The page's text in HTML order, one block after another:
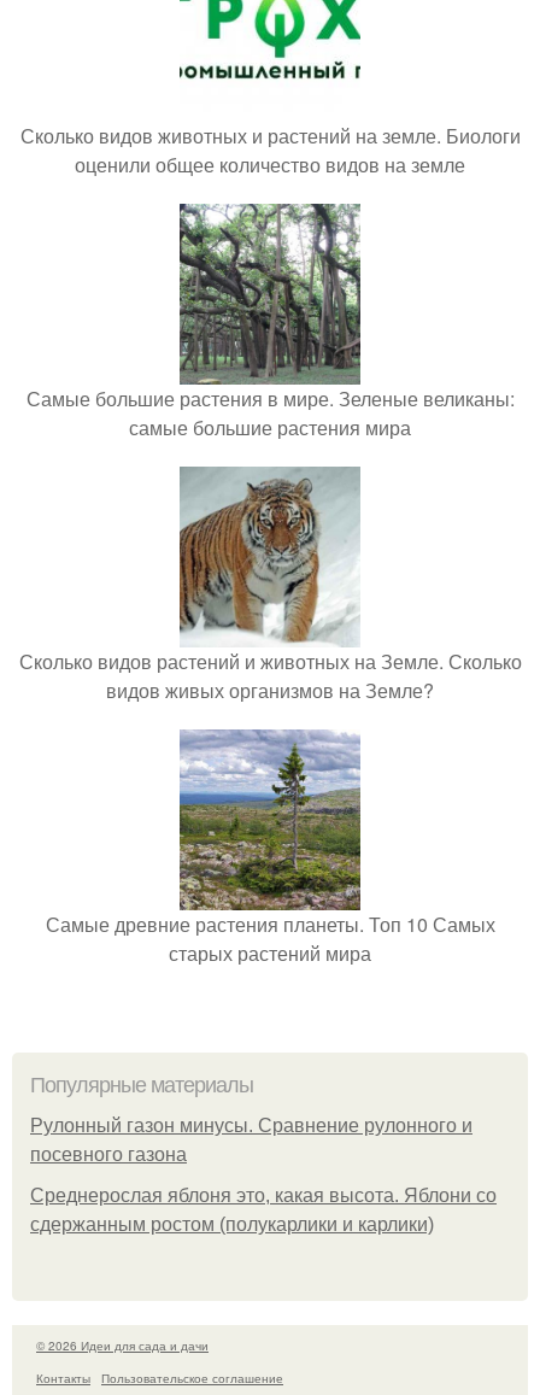
Сколько видов животных и растений на земле. Биологи
оценили общее количество видов на земле
Самые большие растения в мире. Зеленые великаны:
самые большие растения мира
Сколько видов растений и животных на Земле. Сколько
видов живых организмов на Земле?
Самые древние растения планеты. Топ 10 Самых
старых растений мира
Популярные материалы
Рулонный газон минусы. Сравнение рулонного и
посевного газона
Среднерослая яблоня это, какая высота. Яблони со
сдержанным ростом (полукарлики и карлики)
© 2026 Идеи для сада и дачи
Контакты
Пользовательское соглашение